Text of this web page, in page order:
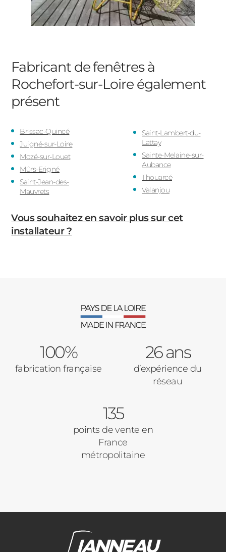
Fabricant de fenêtres à
Rochefort-sur-Loireégalement
présent
Brissac-Quincé
Juigné-sur-Loire
Mozé-sur-Louet
Mûrs-Erigné
Saint-Jean-des-
Mauvrets
Saint-Lambert-du-
Lattay
Sainte-Melaine-sur-
Aubance
Thouarcé
Valanjou
Vous souhaitez en savoir plus sur cet
installateur ?
100%
fabrication française
26 ans
d’expérience du
réseau
135
points de vente en
France
métropolitaine